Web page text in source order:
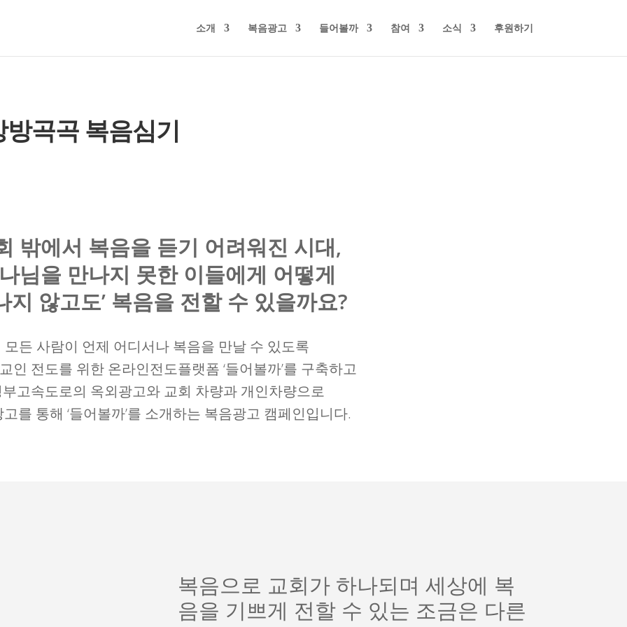
소개 복음광고 들어볼까 참여 소식 후원하기
곡곡 복음심기
밖에서 복음을 듣기 어려워진 시대,
님을 만나지 못한 이들에게 어떻게
지 않고도’ 복음을 전할 수 있을까요?
모든 사람이 언제 어디서나 복음을 만날 수 있도록
인 전도를 위한 온라인전도플랫폼 ‘들어볼까’를 구축하고
부고속도로의 옥외광고와 교회 차량과 개인차량으로
를 통해 ‘들어볼까’를 소개하는 복음광고 캠페인입니다.
복음으로 교회가 하나되며 세상에 복
음을 기쁘게 전할 수 있는 조금은 다른